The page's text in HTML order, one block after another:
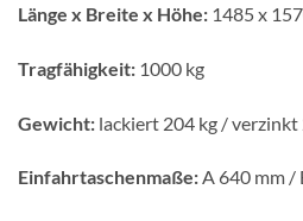
Länge x Breite x Höhe: 1485 x
Tragfähigkeit: 1000 kg
Gewicht: lackiert 204 kg / verzinkt
Einfahrtaschenmaße:A 640 mm /